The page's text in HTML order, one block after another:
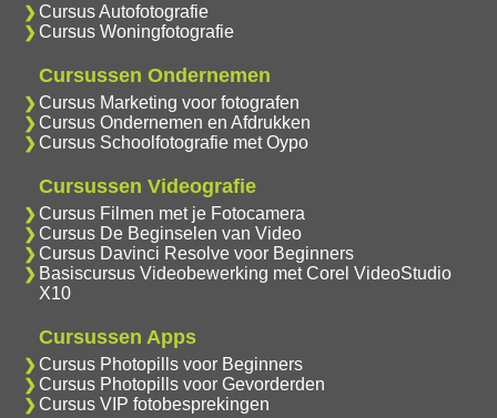
Cursus Autofotografie
Cursus Woningfotografie
Cursussen Ondernemen
Cursus Marketing voor fotografen
Cursus Ondernemen en Afdrukken
Cursus Schoolfotografie met Oypo
Cursussen Videografie
Cursus Filmen met je Fotocamera
Cursus De Beginselen van Video
Cursus Davinci Resolve voor Beginners
Basiscursus Videobewerking met Corel VideoStudio
X10
Cursussen Apps
Cursus Photopills voor Beginners
Cursus Photopills voor Gevorderden
Cursus VIP fotobesprekingen